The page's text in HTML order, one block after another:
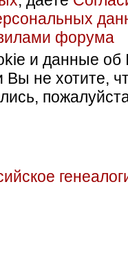
форума
и данные об
Вы не хотите,